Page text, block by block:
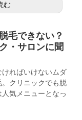
む
毛できない？
・サロンに聞
ればいけないムダ
クリニックでも脱
気メニューとなっ